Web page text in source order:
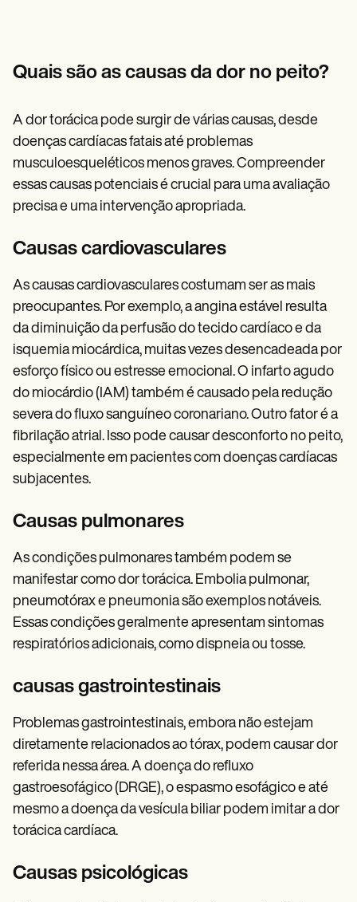
Webinars
Switch to Carepatron
Pricing
Why Carepatron?
Login
Get started
Quais são as causas da dor no peito?
A dor torácica pode surgir de várias causas, desde
doenças cardíacas fatais até problemas
musculoesqueléticos menos graves. Compreender
essas causas potenciais é crucial para uma avaliação
precisa e uma intervenção apropriada.
Causas cardiovasculares
As causas cardiovasculares costumam ser as mais
preocupantes. Por exemplo, a angina estável resulta
da diminuição da perfusão do tecido cardíaco e da
isquemia miocárdica, muitas vezes desencadeada por
esforço físico ou estresse emocional. O infarto agudo
do miocárdio (IAM) também é causado pela redução
severa do fluxo sanguíneo coronariano. Outro fator é a
fibrilação atrial. Isso pode causar desconforto no peito,
especialmente em pacientes com doenças cardíacas
subjacentes.
Causas pulmonares
As condições pulmonares também podem se
manifestar como dor torácica. Embolia pulmonar,
pneumotórax e pneumonia são exemplos notáveis.
Essas condições geralmente apresentam sintomas
respiratórios adicionais, como dispneia ou tosse.
causas gastrointestinais
Problemas gastrointestinais, embora não estejam
diretamente relacionados ao tórax, podem causar dor
referida nessa área. A doença do refluxo
gastroesofágico (DRGE), o espasmo esofágico e até
mesmo a doença da vesícula biliar podem imitar a dor
torácica cardíaca.
Causas psicológicas